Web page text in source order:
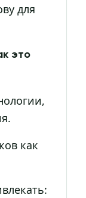
для
это
как